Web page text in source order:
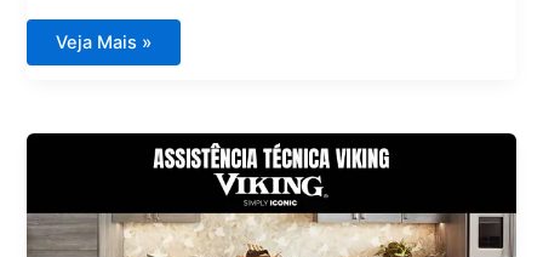
Assistência
Técnica
Veja Mais »